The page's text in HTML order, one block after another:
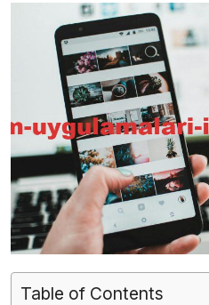
Table of Contents